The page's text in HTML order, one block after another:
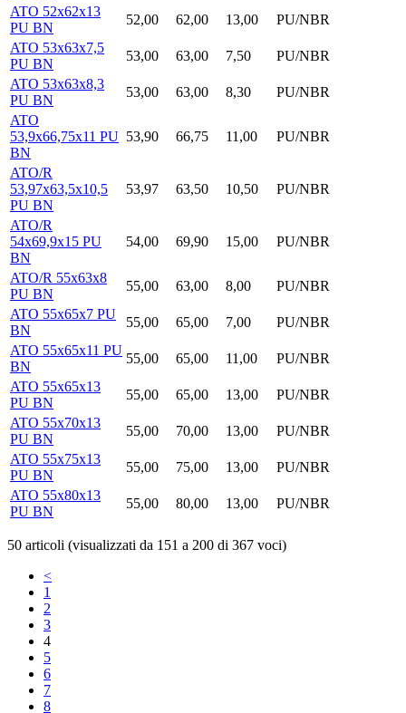
ATO 52x62x13
PU BN
52,00 62,00 13,00
PU/NBR
ATO 53x63x7,5
PU BN
53,00 63,00 7,50
PU/NBR
ATO 53x63x8,3
PU BN
53,00 63,00 8,30
PU/NBR
ATO
53,9x66,75x11 PU
BN
53,90 66,75 11,00 PU/NBR
ATO/R
53,97x63,5x10,5
PU BN
53,97 63,50 10,50 PU/NBR
ATO/R
54x69,9x15 PU
BN
54,00 69,90 15,00 PU/NBR
ATO/R 55x63x8
PU BN
55,00 63,00 8,00
PU/NBR
ATO 55x65x7 PU
BN
55,00 65,00 7,00
PU/NBR
ATO 55x65x11 PU
BN
55,00 65,00 11,00
PU/NBR
ATO 55x65x13
PU BN
55,00 65,00 13,00
PU/NBR
ATO 55x70x13
PU BN
55,00 70,00 13,00
PU/NBR
ATO 55x75x13
PU BN
55,00 75,00 13,00
PU/NBR
ATO 55x80x13
PU BN
55,00 80,00 13,00 PU/NBR
50 articoli (visualizzati da 151 a 200 di 367 voci)
<
1
2
3
4
5
6
7
8